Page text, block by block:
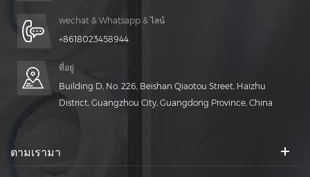
wechat & Whatsapp & ไลน์
+8618023458944
ที่อยู่
Building D, No. 226, Beishan Qiaotou Street, Haizhu
District, Guangzhou City, Guangdong Province, China
ตามเรามา